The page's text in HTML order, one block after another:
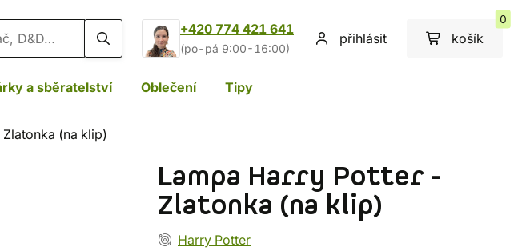
+420 774 421 641
(po-pá 9:00-16:00)
přihlásit košík
0
a sběratelství Oblečení Tipy
(na klip)
Lampa Harry Potter -
Zlatonka (na klip)
Harry Potter